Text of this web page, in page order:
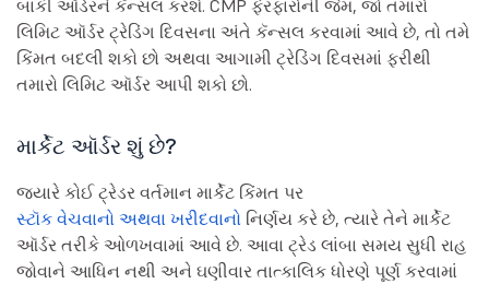
બાકી ઑર્ડરને કૅન્સલ કરશે. CMP ફેરફારોની જેમ, જો તમારો
લિમિટ ઑર્ડર ટ્રેડિંગ દિવસના અંતે કૅન્સલ કરવામાં આવે છે, તો તમે
કિંમત બદલી શકો છો અથવા આગામી ટ્રેડિંગ દિવસમાં ફરીથી
તમારો લિમિટ ઑર્ડર આપી શકો છો.
માર્કેટ ઑર્ડર શું છે?
જ્યારે કોઈ ટ્રેડર વર્તમાન માર્કેટ કિંમત પર
સ્ટૉક વેચવાનો અથવા ખરીદવાનો નિર્ણય કરે છે, ત્યારે તેને માર્કેટ
ઑર્ડર તરીકે ઓળખવામાં આવે છે. આવા ટ્રેડ લાંબા સમય સુધી રાહ
જોવાને આધિન નથી અને ઘણીવાર તાત્કાલિક ધોરણે પૂર્ણ કરવામાં